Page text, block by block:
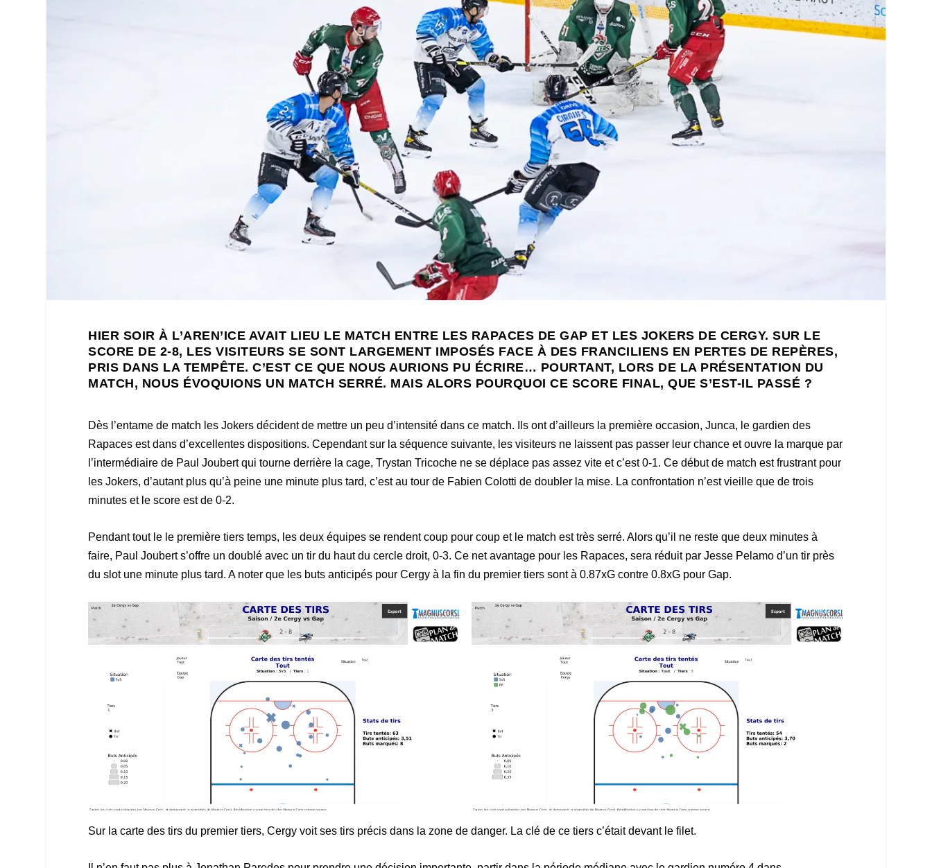
HIER SOIR À L’AREN’ICE AVAIT LIEU LE MATCH ENTRE LES RAPACES DE GAP ET LES JOKERS DE CERGY. SUR LE
SCORE DE 2-8, LES VISITEURS SE SONT LARGEMENT IMPOSÉS FACE À DES FRANCILIENS EN PERTES DE REPÈRES,
PRIS DANS LA TEMPÊTE. C’EST CE QUE NOUS AURIONS PU ÉCRIRE… POURTANT, LORS DE LA PRÉSENTATION DU
MATCH, NOUS ÉVOQUIONS UN MATCH SERRÉ. MAIS ALORS POURQUOI CE SCORE FINAL, QUE S’EST-IL PASSÉ ?
Dès l’entame de match les Jokers décident de mettre un peu d’intensité dans ce match. Ils ont d’ailleurs la première occasion, Junca, le gardien des
Rapaces est dans d’excellentes dispositions. Cependant sur la séquence suivante, les visiteurs ne laissent pas passer leur chance et ouvre la marque par
l’intermédiaire de Paul Joubert qui tourne derrière la cage, Trystan Tricoche ne se déplace pas assez vite et c’est 0-1. Ce début de match est frustrant pour
les Jokers, d’autant plus qu’à peine une minute plus tard, c’est au tour de Fabien Colotti de doubler la mise. La confrontation n’est vieille que de trois
minutes et le score est de 0-2.
Pendant tout le le première tiers temps, les deux équipes se rendent coup pour coup et le match est très serré. Alors qu’il ne reste que deux minutes à
faire, Paul Joubert s’offre un doublé avec un tir du haut du cercle droit, 0-3. Ce net avantage pour les Rapaces, sera réduit par Jesse Pelamo d’un tir près
du slot une minute plus tard. A noter que les buts anticipés pour Cergy à la fin du premier tiers sont à 0.87xG contre 0.8xG pour Gap.
Sur la carte des tirs du premier tiers, Cergy voit ses tirs précis dans la zone de danger. La clé de ce tiers c’était devant le filet.